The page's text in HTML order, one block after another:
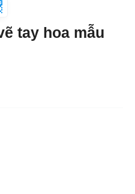
tay hoa mẫu